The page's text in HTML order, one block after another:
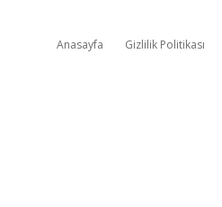
Anasayfa Gizlilik Politikası